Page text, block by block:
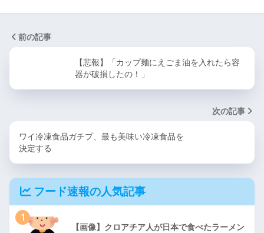
前の記事
【悲報】「カップ麺にえごま油を入れたら容
器が破損したの！」
次の記事
ワイ冷凍食品ガチプ、最も美味い冷凍食品を
決定する
フード速報の人気記事
1
【画像】クロアチア人が日本で食べたラーメン